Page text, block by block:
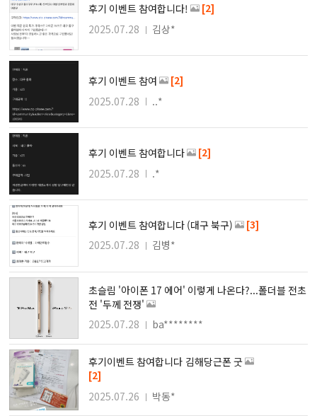
후기 이벤트 참여합니다!
[2]
2025.07.28
김상*
후기 이벤트 참여
[2]
2025.07.28
..*
후기 이벤트 참여합니다
[2]
2025.07.28
.*
후기 이벤트 참여합니다 (대구 북구)
[3]
2025.07.28
김병*
초슬림 '아이폰 17 에어' 이렇게 나온다?...폴더블 전초
전 '두께 전쟁'
2025.07.28
ba********
후기이벤트 참여합니다 김해당근폰 굿
[2]
2025.07.26
박동*